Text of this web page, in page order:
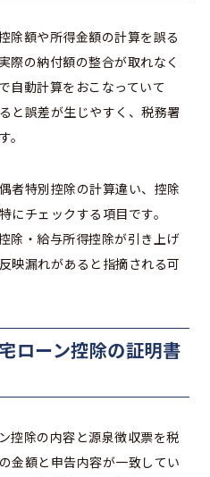
除額や所得金額の計算を誤る
際の納付額の整合が取れなく
自動計算をおこなっていて
と誤差が生じやすく、税務署
者特別控除の計算違い、控除
にチェックする項目です。
除・給与所得控除が引き上げ
映漏れがあると指摘される可
ローン控除の証明書
控除の内容と源泉徴収票を税
金額と申告内容が一致してい